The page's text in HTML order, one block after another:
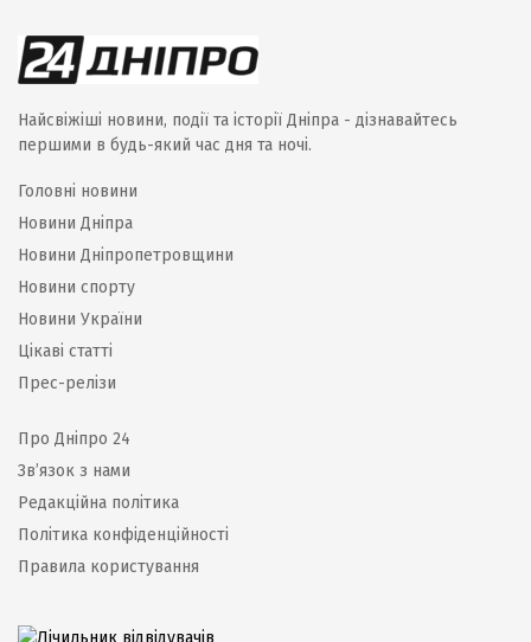
Найсвіжіші новини, події та історії Дніпра - дізнавайтесь
першими в будь-який час дня та ночі.
Головні новини
Новини Дніпра
Новини Дніпропетровщини
Новини спорту
Новини України
Цікаві статті
Прес-релізи
Про Дніпро 24
Зв’язок з нами
Редакційна політика
Політика конфіденційності
Правила користування